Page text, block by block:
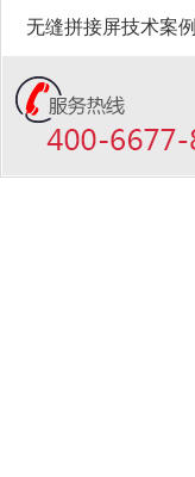
无缝拼接屏技术案例